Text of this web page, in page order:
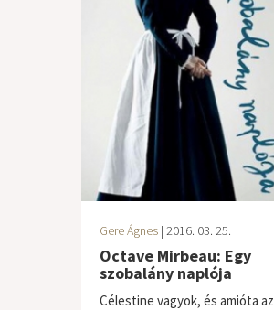
Gere Ágnes | 2016. 03. 25.
Octave Mirbeau: Egy
szobalány naplója
Célestine vagyok, és amióta az